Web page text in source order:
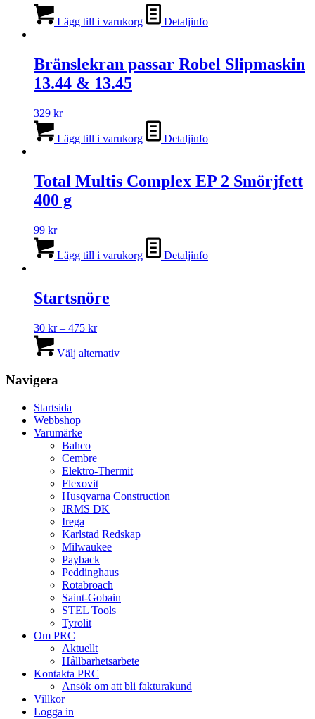
Lägg till i varukorg Detaljinfo
Bränslekran passar Robel Slipmaskin
13.44 & 13.45
329 kr
Lägg till i varukorg Detaljinfo
Total Multis Complex EP 2 Smörjfett
400 g
99 kr
Lägg till i varukorg Detaljinfo
Startsnöre
30 kr – 475 krPrisintervall:
till
Välj alternativhär
väljas
på
produktsidan
Navigera
Startsida
Webbshop
Varumärke
Bahco
Cembre
Elektro-Thermit
Flexovit
Husqvarna Construction
JRMS DK
Irega
Karlstad Redskap
Milwaukee
Payback
Peddinghaus
Rotabroach
Saint-Gobain
STEL Tools
Tyrolit
Om PRC
Aktuellt
Hållbarhetsarbete
Kontakta PRC
Ansök om att bli fakturakund
Villkor
Logga in